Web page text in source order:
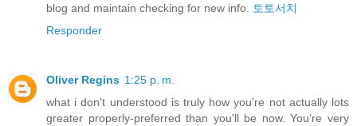
blog and maintain checking for new info. 토토서치
Responder
Oliver Regins 1:25 p. m.
what i don’t understood is truly how you’re not actually lots
greater properly-preferred than you'll be now. You’re very